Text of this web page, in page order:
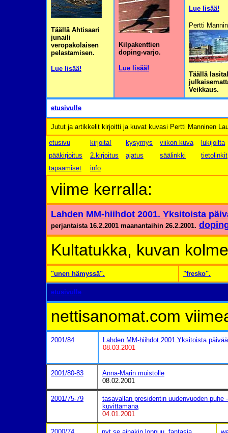
Täällä Ahtisaari
junaili
veropakolaisen
pelastamisen.
Lue lisää!
Kilpakenttien
doping-varjo.
Lue lisää!
Lue lisää!
Pertti
Täällä
Veikkaus.
etusivulle
Jutut ja artikkelit kirjoitti ja kuvat kuvasi Pertti Manninen
etusivu kirjoita! kysymys viikon kuva
lukijoilta
pääkirjoitus
2.kirjoitus ajatus säälinkki
tietolinkit
tapaamiset
info
viime kerralla:
Lahden MM-hiihdot 2001. Yksitoista
perjantaista 16.2.2001 maanantaihin 26.2.2001.
Kultatukka, kuvan
"unen hämyssä". "fresko".
etusivulle
nettisanomat.com
2001/84
Lahden MM-hiihdot 2001.Yksitoista
08.03.2001
2001/80-83
Anna-Marin muistolle
08.02.2001
2001/75-79
tasavallan presidentin uudenvuoden puhe
kuvittamana
04.01.2001